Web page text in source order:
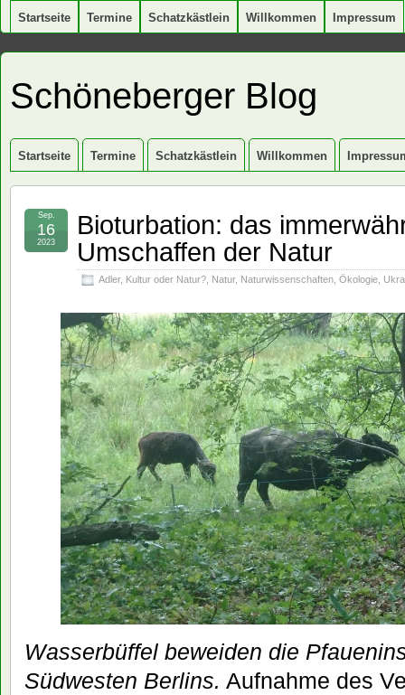
Startseite Termine Schatzkästlein Willkommen Impressum
Schöneberger Blog
Startseite Termine Schatzkästlein Willkommen
Bioturbation: das
Umschaffen der Natur
Adler, Kultur oder Natur? Natur, Naturwissenschaften Ökologie
Sep.
16
2023
Wasserbüffel beweiden die
Südwesten Berlins. Aufnahme des